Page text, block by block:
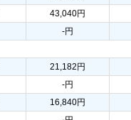
43,040円
-円
21,182円
-円
16,840円